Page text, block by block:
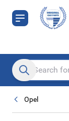
Skip to Content
Search entire
Opel